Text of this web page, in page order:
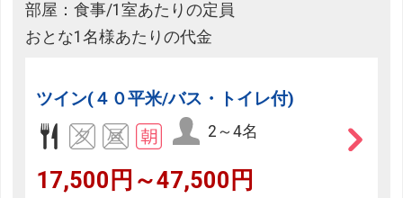
部屋：食事/1室あたりの定員
おとな1名様あたりの代金
ツイン(４０平米/バス・トイレ付)
2～4名
17,500円～47,500円